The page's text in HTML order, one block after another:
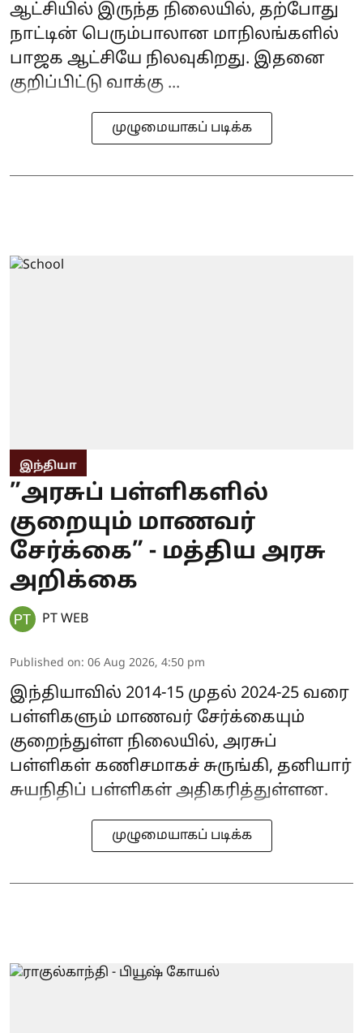
ஆட்சியில் இருந்த நிலையில், தற்போது
நாட்டின் பெரும்பாலான மாநிலங்களில்
பாஜக ஆட்சியே நிலவுகிறது. இதனை
குறிப்பிட்டு வாக்கு ...
முழுமையாகப் படிக்க
இந்தியா
”அரசுப் பள்ளிகளில்
குறையும் மாணவர்
சேர்க்கை” - மத்திய அரசு
அறிக்கை
PT WEB
Published on: 06 Aug 2026, 4:50 pm
இந்தியாவில் 2014-15 முதல் 2024-25 வரை
பள்ளிகளும் மாணவர் சேர்க்கையும்
குறைந்துள்ள நிலையில், அரசுப்
பள்ளிகள் கணிசமாகச் சுருங்கி, தனியார்
சுயநிதிப் பள்ளிகள் அதிகரித்துள்ளன.
முழுமையாகப் படிக்க